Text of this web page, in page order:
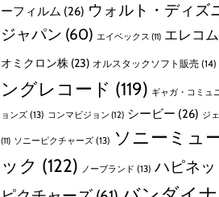
ーフィルム (26) ウォルト・ディズ
ジャパン (60) エイベックス (11) エレコム
オミクロン株 (23) オルスタックソフト販売 (14)
ングレコード (119) ギャガ・コミュ
ョンズ (13) コンマビジョン (12) シービー (26) ジ
(11) ソニーピクチャーズ (13) ソニーミュ
ック (122) ノーブランド (13) ハピネッ